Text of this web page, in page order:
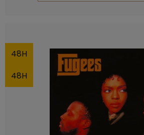
48H
48H